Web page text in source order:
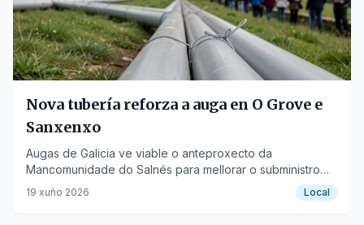
Nova tubería reforza a auga en O Grove e
Sanxenxo
Augas de Galicia ve viable o anteproxecto da
Mancomunidade do Salnés para mellorar o subministro
hídrico ante o aumento da demanda.
19 xuño 2026 Local